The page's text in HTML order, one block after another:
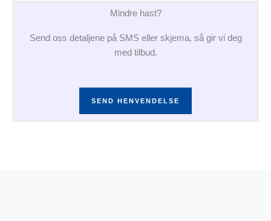
Mindre hast?
Send oss detaljene på SMS eller skjema, så gir vi deg
med tilbud.
SEND HENVENDELSE